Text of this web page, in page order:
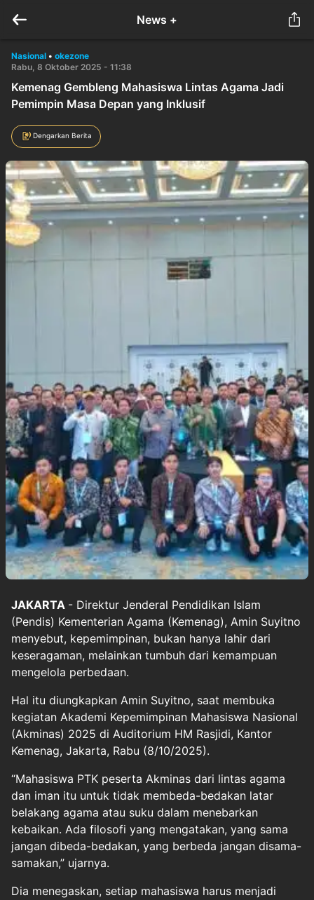
News +
Nasional • okezone
Rabu, 8 Oktober 2025 - 11:38
Kemenag Gembleng Mahasiswa Lintas Agama Jadi
Pemimpin Masa Depan yang Inklusif
Dengarkan Berita
JAKARTA - Direktur Jenderal Pendidikan Islam
(Pendis) Kementerian Agama (Kemenag), Amin Suyitno
menyebut, kepemimpinan, bukan hanya lahir dari
keseragaman, melainkan tumbuh dari kemampuan
mengelola perbedaan.
Hal itu diungkapkan Amin Suyitno, saat membuka
kegiatan Akademi Kepemimpinan Mahasiswa Nasional
(Akminas) 2025 di Auditorium HM Rasjidi, Kantor
Kemenag, Jakarta, Rabu (8/10/2025).
“Mahasiswa PTK peserta Akminas dari lintas agama
dan iman itu untuk tidak membeda-bedakan latar
belakang agama atau suku dalam menebarkan
kebaikan. Ada filosofi yang mengatakan, yang sama
jangan dibeda-bedakan, yang berbeda jangan disama-
samakan,” ujarnya.
Dia menegaskan, setiap mahasiswa harus menjadi